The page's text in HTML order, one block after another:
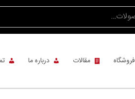
فروشگاه مقالات درباره ما